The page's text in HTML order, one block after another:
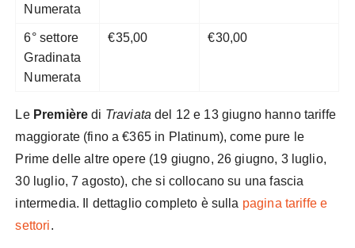
Numerata
6° settore
Gradinata
Numerata
€35,00 €30,00
Le Première di Traviata del 12 e 13 giugno hanno tariffe
maggiorate (fino a €365 in Platinum), come pure le
Prime delle altre opere (19 giugno, 26 giugno, 3 luglio,
30 luglio, 7 agosto), che si collocano su una fascia
intermedia. Il dettaglio completo è sulla pagina tariffe e
settori.